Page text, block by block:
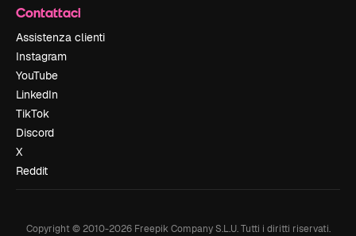
Contattaci
Assistenza clienti
Instagram
YouTube
LinkedIn
TikTok
Discord
X
Reddit
Copyright © 2010-2026Freepik Company S.L.U. Tutti i diritti riservati.